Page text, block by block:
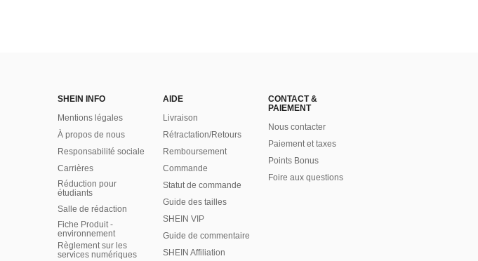
SHEIN INFO
Mentions légales
À propos de nous
Responsabilité sociale
Carrières
Réduction pour
étudiants
Salle de rédaction
Fiche Produit -
environnement
Règlement sur les
services numériques
AIDE
Livraison
Rétractation/Retours
Remboursement
Commande
Statut de commande
Guide des tailles
SHEIN VIP
Guide de commentaire
SHEIN Affiliation
CONTACT &
PAIEMENT
Nous contacter
Paiement et taxes
Points Bonus
Foire aux questions